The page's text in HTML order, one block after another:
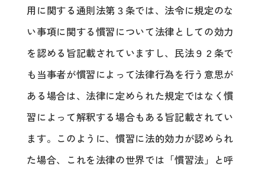
用に関する通則法第３条では、法令に規定のな
い事項に関する慣習について法律としての効力
を認める旨記載されていますし、民法９２条で
も当事者が慣習によって法律行為を行う意思が
ある場合は、法律に定められた規定ではなく慣
習によって解釈する場合もある旨記載されてい
ます。このように、慣習に法的効力が認められ
た場合、これを法律の世界では「慣習法」と呼